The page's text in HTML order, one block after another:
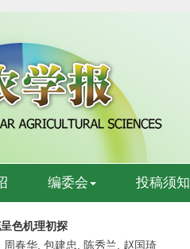
编委会 投稿须知
色机理初探
春华, 包建忠, 陈秀兰, 赵国琦